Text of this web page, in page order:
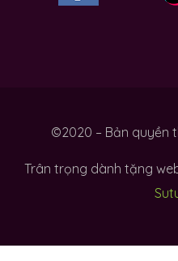
©2020 – Bản quyền
Trân trọng dành tặng